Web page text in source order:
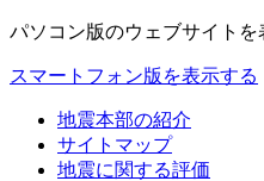
パソコン版のウェブサイトを
スマートフォン版を表示する
地震本部の紹介
サイトマップ
地震に関する評価